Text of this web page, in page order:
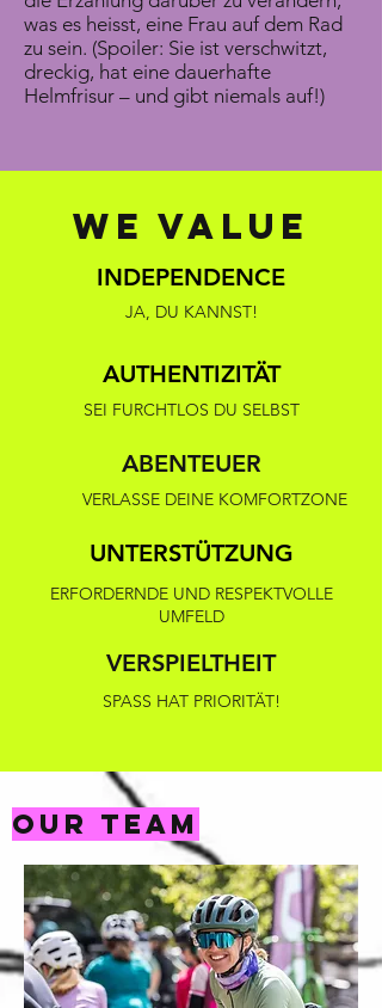
was es heisst, eine Frau auf dem Rad
zu sein. (Spoiler: Sie ist verschwitzt,
dreckig, hat eine dauerhafte
Helmfrisur – und gibt niemals auf!)
INDEPENDENCE
JA, DU KANNST!
AUTHENTIZITÄT
SEI FURCHTLOS DU SELBST
ABENTEUER
VERLASSE DEINE KOMFORTZONE
UNTERSTÜTZUNG
ERFORDERNDE UND RESPEKTVOLLE
UMFELD
VERSPIELTHEIT
SPASS HAT PRIORITÄT!
we value
Our Team